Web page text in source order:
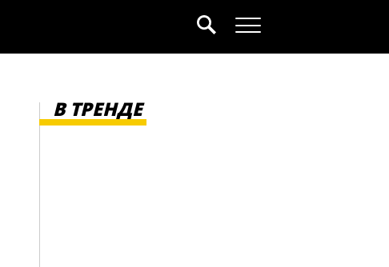
В ТРЕНДЕ